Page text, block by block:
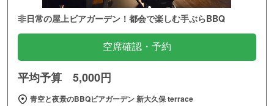
非日常の屋上ビアガーデン！都会で楽しむ手ぶらBBQ
空席確認・予約
平均予算 5,000円
青空と夜景のBBQビアガーデン 新大久保 terrace